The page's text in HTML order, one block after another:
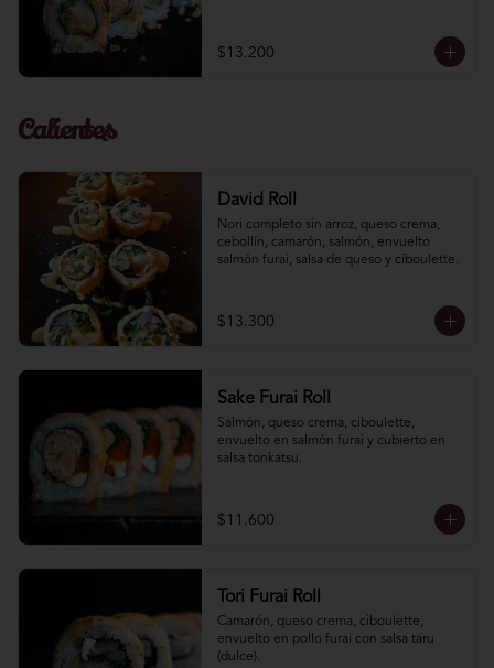
$13.200
Calientes
David Roll
Nori completo sin arroz, queso crema,
cebollín, camarón, salmón, envuelto
salmón furai, salsa de queso y ciboulette.
$13.300
Sake Furai Roll
Salmón, queso crema, ciboulette,
envuelto en salmón furai y cubierto en
salsa tonkatsu.
$11.600
Tori Furai Roll
Camarón, queso crema, ciboulette,
envuelto en pollo furai con salsa taru
(dulce).